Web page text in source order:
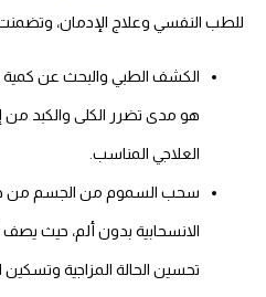
للطب النفسي وعلاج الإدمان، وتضمنت
الكشف الطبي والبحث عن كمية
هو مدى تضرر الكلى والكبد من
العلاجي المناسب.
سحب السموم من الجسم من
الانسحابية بدون ألم، حيث
تحسين الحالة المزاجية وتسكين